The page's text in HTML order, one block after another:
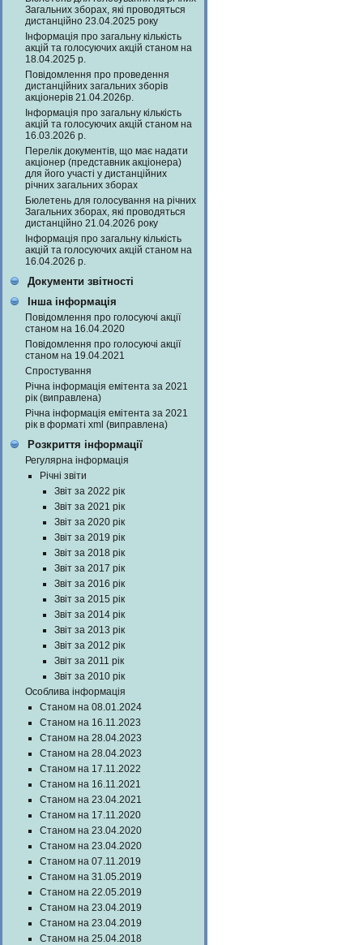
Загальних зборах, які проводяться
дистанційно 23.04.2025 року
Інформація про загальну кількість
акцій та голосуючих акцій станом на
18.04.2025 р.
Повідомлення про проведення
дистанційних загальних зборів
акціонерів 21.04.2026р.
Інформація про загальну кількість
акцій та голосуючих акцій станом на
16.03.2026 р.
Перелік документів, що має надати
акціонер (представник акціонера)
для його участі у дистанційних
річних загальних зборах
Бюлетень для голосування на річних
Загальних зборах, які проводяться
дистанційно 21.04.2026 року
Інформація про загальну кількість
акцій та голосуючих акцій станом на
16.04.2026 р.
Документи звітності
Інша інформація
Повідомлення про голосуючі акції
станом на 16.04.2020
Повідомлення про голосуючі акції
станом на 19.04.2021
Спростування
Річна інформація емітента за 2021
рік (виправлена)
Річна інформація емітента за 2021
рік в форматі xml (виправлена)
Розкриття інформації
Регулярна інформація
Річні звіти
Звіт за 2022 рік
Звіт за 2021 рік
Звіт за 2020 рік
Звіт за 2019 рік
Звіт за 2018 рік
Звіт за 2017 рік
Звіт за 2016 рік
Звіт за 2015 рік
Звіт за 2014 рік
Звіт за 2013 рік
Звіт за 2012 рік
Звіт за 2011 рік
Звіт за 2010 рік
Особлива інформація
Станом на 08.01.2024
Станом на 16.11.2023
Станом на 28.04.2023
Станом на 28.04.2023
Станом на 17.11.2022
Станом на 16.11.2021
Станом на 23.04.2021
Станом на 17.11.2020
Станом на 23.04.2020
Станом на 23.04.2020
Станом на 07.11.2019
Станом на 31.05.2019
Станом на 22.05.2019
Станом на 23.04.2019
Станом на 23.04.2019
Станом на 25.04.2018